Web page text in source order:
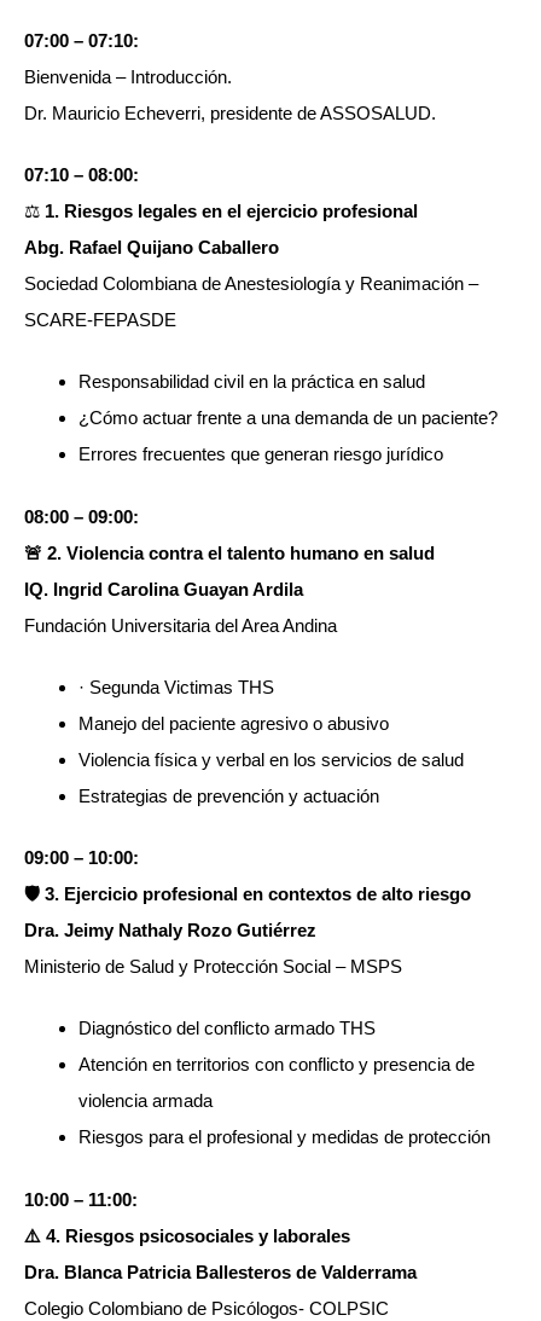
07:00 – 07:10:
Bienvenida – Introducción.
Dr. Mauricio Echeverri, presidente de ASSOSALUD.
07:10 – 08:00:
⚖️ 1. Riesgos legales en el ejercicio profesional
Abg. Rafael Quijano Caballero
Sociedad Colombiana de Anestesiología y Reanimación –
SCARE-FEPASDE
Responsabilidad civil en la práctica en salud
¿Cómo actuar frente a una demanda de un paciente?
Errores frecuentes que generan riesgo jurídico
08:00 – 09:00:
🚨 2. Violencia contra el talento humano en salud
IQ. Ingrid Carolina Guayan Ardila
Fundación Universitaria del Area Andina
· Segunda Victimas THS
Manejo del paciente agresivo o abusivo
Violencia física y verbal en los servicios de salud
Estrategias de prevención y actuación
09:00 – 10:00:
🛡️ 3. Ejercicio profesional en contextos de alto riesgo
Dra. Jeimy Nathaly Rozo Gutiérrez
Ministerio de Salud y Protección Social – MSPS
Diagnóstico del conflicto armado THS
Atención en territorios con conflicto y presencia de
violencia armada
Riesgos para el profesional y medidas de protección
10:00 – 11:00:
⚠️ 4. Riesgos psicosociales y laborales
Dra. Blanca Patricia Ballesteros de Valderrama
Colegio Colombiano de Psicólogos- COLPSIC